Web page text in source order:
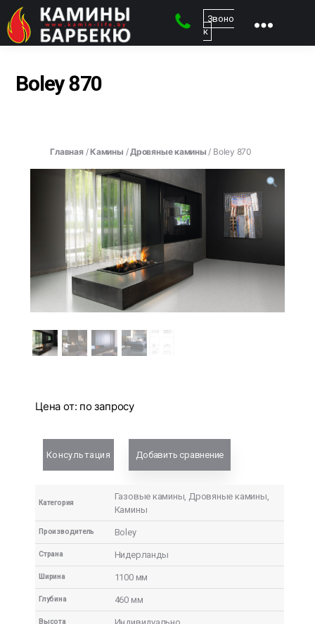
Магазин
Звоно
к
Boley 870
Главная/Камины /Дровяные камины / Boley 870
Цена от: по запросу
Консультация Добавить сравнение
Категория
Газовые камины, Дровяные камины,
Камины
Производитель Boley
Страна Нидерланды
Ширина 1100 мм
Глубина 460 мм
Высота